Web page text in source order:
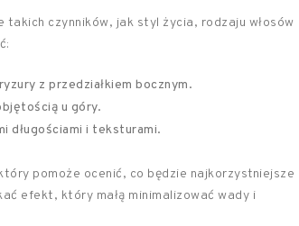
czynników, jak styl życia, rodzaju włosów
z przedziałkiem bocznym.
u góry.
długościami i teksturami.
pomoże ocenić, co będzie najkorzystniejsze
efekt, który małą minimalizować wady i